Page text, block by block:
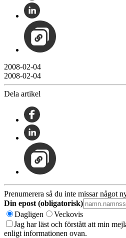
2008-02-04
2008-02-04
Dela artikel
Prenumerera så du inte missar något
Din epost (obligatorisk)
Dagligen
Veckovis
Jag har läst och förstått att min
enligt informationen ovan.